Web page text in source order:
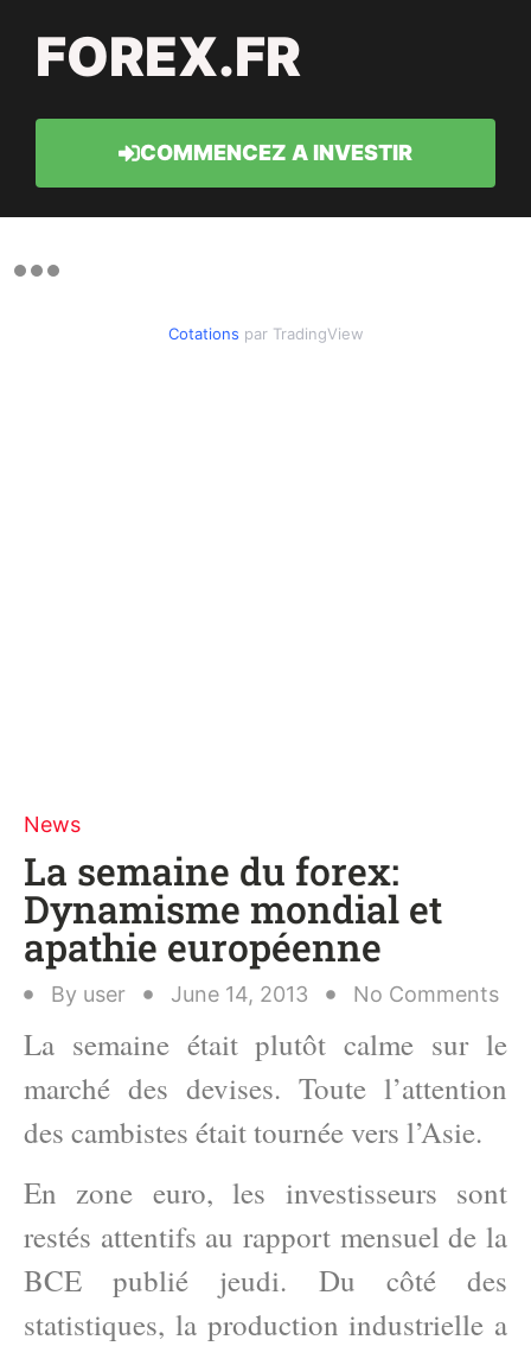
FOREX.FR
COMMENCEZ A INVESTIR
Cotations par TradingView
News
La semaine du forex:
Dynamisme mondial et
apathie européenne
By user June 14, 2013 No Comments
La semaine était plutôt calme sur le
marché des devises. Toute l’attention
des cambistes était tournée vers l’Asie.
En zone euro, les investisseurs sont
restés attentifs au rapport mensuel de la
BCE publié jeudi. Du côté des
statistiques, la production industrielle a